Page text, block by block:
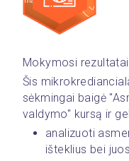
Mokymosi
Šis
sėkmingai baigė
valdymo" kursą ir
analizuoti
išteklius bei